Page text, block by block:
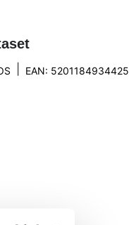
EAN: 5201184934425